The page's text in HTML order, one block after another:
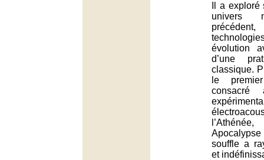
Il a
univers
évolution
d’une
classique.
le
consacré
souffle a
et